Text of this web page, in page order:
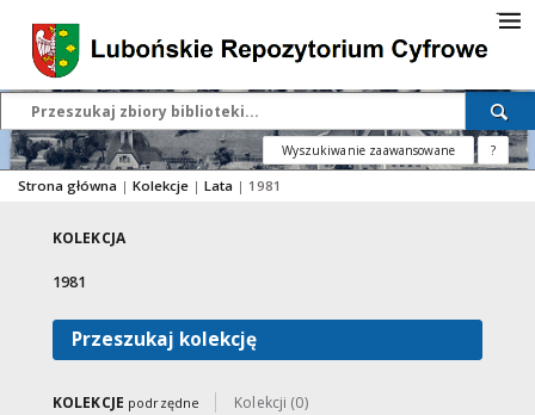
Wyszukiwanie zaawansowane ?
Strona główna | Kolekcje | Lata | 1981
KOLEKCJA
1981
Przeszukaj kolekcję
KOLEKCJE podrzędne Kolekcji (0)